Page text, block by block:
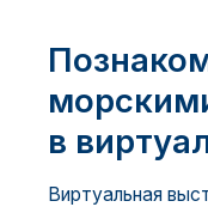
в
Виртуальная